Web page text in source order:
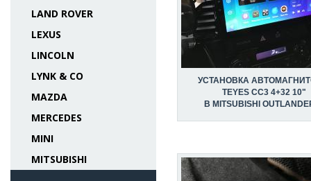
LAND ROVER
LEXUS
LINCOLN
LYNK & CO
MAZDA
MERCEDES
MINI
MITSUBISHI
УСТАНОВКА
TEYES CC3 4+32 10"
В MITSUBISHI